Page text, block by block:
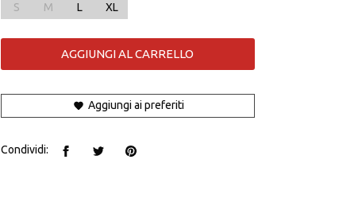
S
M L XL
AGGIUNGI AL CARRELLO
Aggiungi ai preferiti
Condividi: